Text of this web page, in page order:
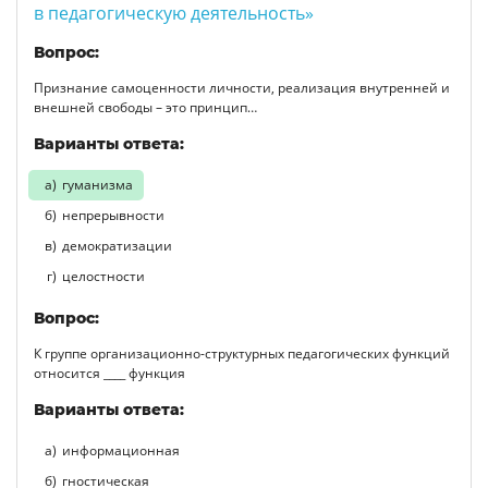
в педагогическую деятельность»
Вопрос:
Признание самоценности личности, реализация внутренней и
внешней свободы – это принцип…
Варианты ответа:
гуманизма
непрерывности
демократизации
целостности
Вопрос:
К группе организационно-структурных педагогических функций
относится ____ функция
Варианты ответа:
информационная
гностическая